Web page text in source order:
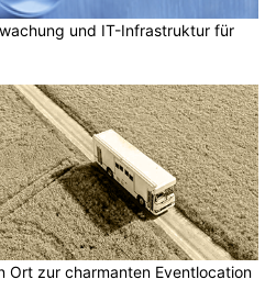
und IT-Infrastruktur für
Ort zur charmanten Eventlocation